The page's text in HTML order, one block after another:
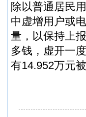
除以普通居民
中虚增用户或
量，以保持上
多钱，虚开一
有14.952万元